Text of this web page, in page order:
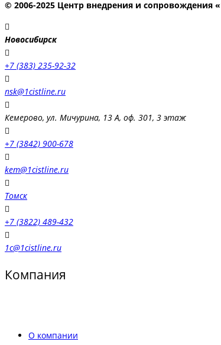
© 2006-2025 Центр внедрения и сопровождения
Новосибирск
+7 (383) 235-92-32
nsk@1cistline.ru
Кемерово, ул. Мичурина, 13 А, оф. 301, 3 этаж
+7 (3842) 900-678
kem@1cistline.ru
Томск
+7 (3822) 489-432
1c@1cistline.ru
Компания
О компании